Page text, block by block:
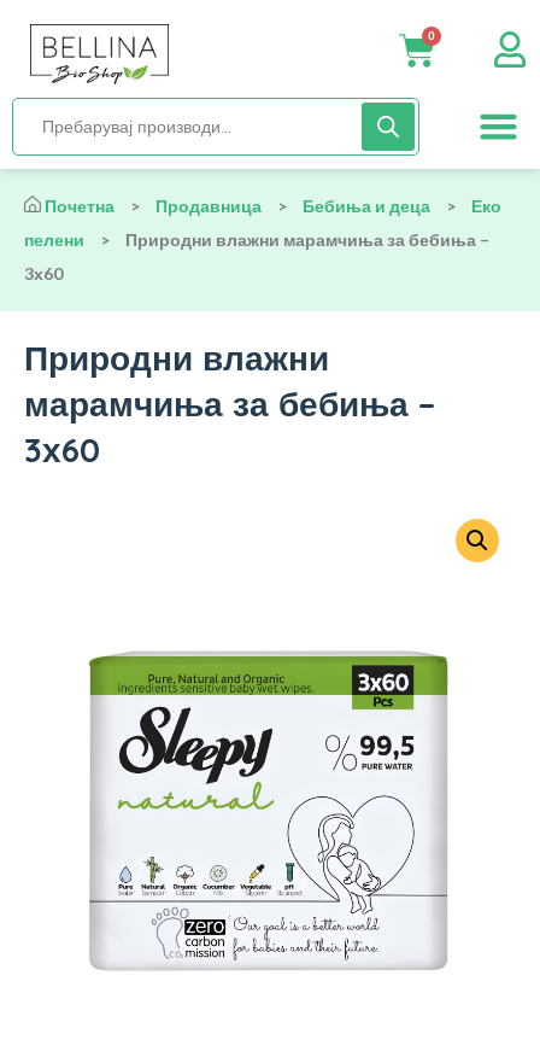
0
Почетна > Продавница > Бебиња и деца >
Еко
пелени
>
Природни влажни марамчиња за бебиња –
3х60
Природни влажни
марамчиња за бебиња –
3х60